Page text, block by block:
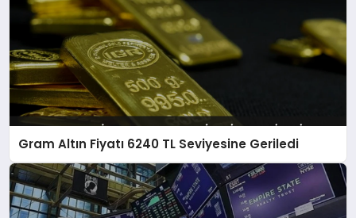
Gram Altın Fiyatı 6240 TL Seviyesine Geriledi